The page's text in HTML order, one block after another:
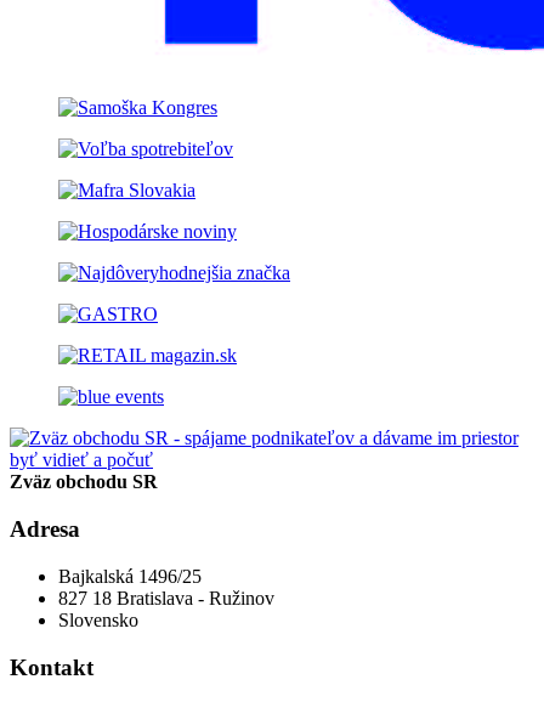
Zväz obchodu SR
Adresa
Bajkalská 1496/25
827 18 Bratislava - Ružinov
Slovensko
Kontakt